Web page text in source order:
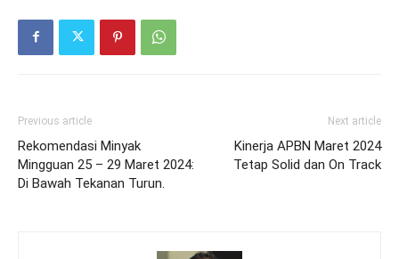
Previous article
Rekomendasi Minyak
Mingguan 25 – 29 Maret 2024:
Di Bawah Tekanan Turun.
Next article
Kinerja APBN Maret 2024
Tetap Solid dan On Track